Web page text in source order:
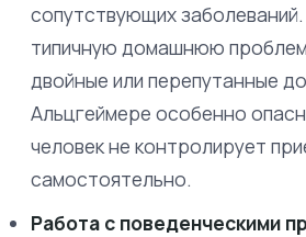
сопутствующих
типичную домашнюю
двойные или перепутанные
Альцгеймере особенно
человек не контролирует
самостоятельно.
Работа с поведенческими